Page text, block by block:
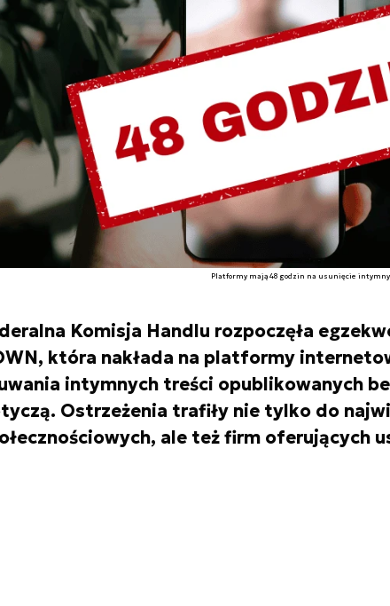
Platformy mają 48 godzin na usunięcie
Komisja Handlu rozpoczęła
która nakłada na platformy
intymnych treści opublikowanych
Ostrzeżenia trafiły nie tylko do
ale też firm oferujących